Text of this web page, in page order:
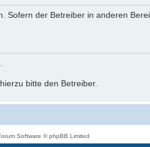
der Betreiber in anderen
bitte den Betreiber.
Software © phpBB Limited